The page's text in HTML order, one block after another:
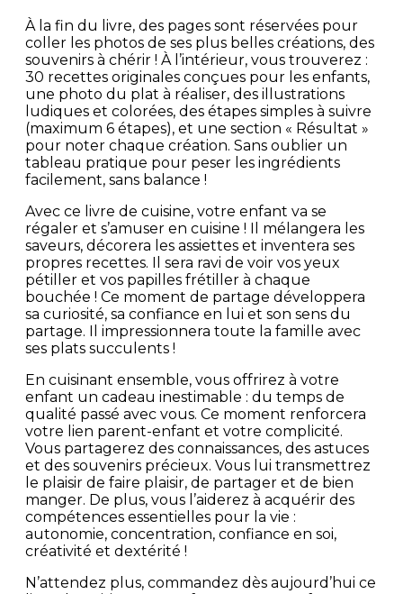
À la fin du livre, des pages sont réservées pour
coller les photos de ses plus belles créations, des
souvenirs à chérir ! À l’intérieur, vous trouverez :
30 recettes originales conçues pour les enfants,
une photo du plat à réaliser, des illustrations
ludiques et colorées, des étapes simples à suivre
(maximum 6 étapes), et une section « Résultat »
pour noter chaque création. Sans oublier un
tableau pratique pour peser les ingrédients
facilement, sans balance !
Avec ce livre de cuisine, votre enfant va se
régaler et s’amuser en cuisine ! Il mélangera les
saveurs, décorera les assiettes et inventera ses
propres recettes. Il sera ravi de voir vos yeux
pétiller et vos papilles frétiller à chaque
bouchée ! Ce moment de partage développera
sa curiosité, sa confiance en lui et son sens du
partage. Il impressionnera toute la famille avec
ses plats succulents !
En cuisinant ensemble, vous offrirez à votre
enfant un cadeau inestimable : du temps de
qualité passé avec vous. Ce moment renforcera
votre lien parent-enfant et votre complicité.
Vous partagerez des connaissances, des astuces
et des souvenirs précieux. Vous lui transmettrez
le plaisir de faire plaisir, de partager et de bien
manger. De plus, vous l’aiderez à acquérir des
compétences essentielles pour la vie :
autonomie, concentration, confiance en soi,
créativité et dextérité !
N’attendez plus, commandez dès aujourd’hui ce